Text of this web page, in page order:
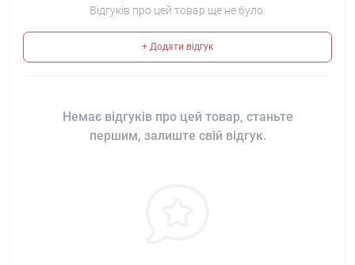
Відгуків про цей товар ще не було.
+ Додати відгук
Немає відгуків про цей товар, станьте
першим, залиште свій відгук.